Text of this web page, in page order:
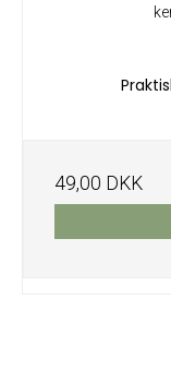
49,00 DKK